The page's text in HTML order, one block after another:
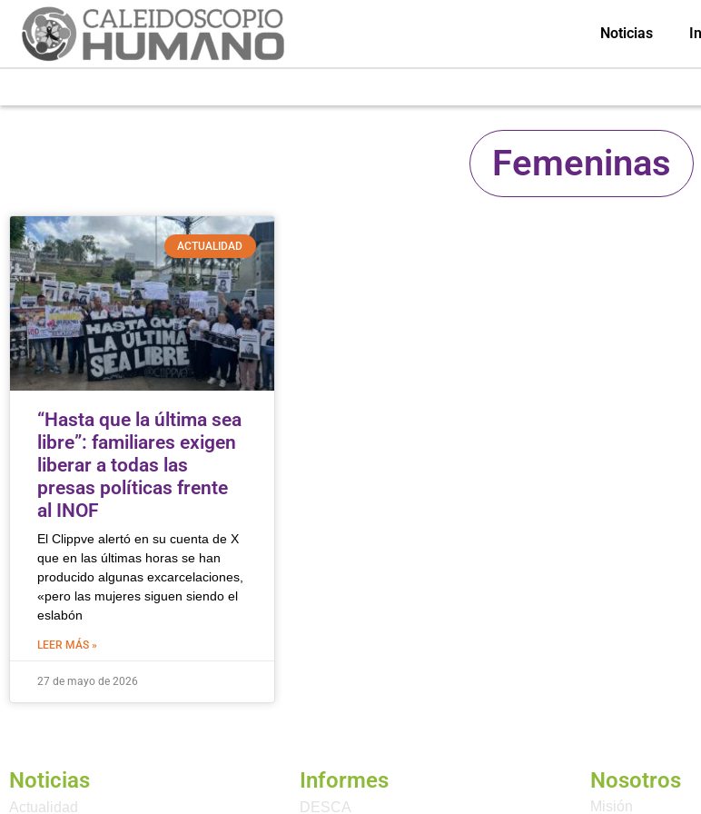
Noticias
Femeninas
ACTUALIDAD
“Hasta que la última sea
libre”: familiares exigen
liberar a todas las
presas políticas frente
al INOF
El Clippve alertó en su cuenta de X
que en las últimas horas se han
producido algunas excarcelaciones,
«pero las mujeres siguen siendo el
eslabón
LEER MÁS »
27 de mayo de 2026
Noticias
Actualidad
Informes
DESCA
Nosotros
Misión